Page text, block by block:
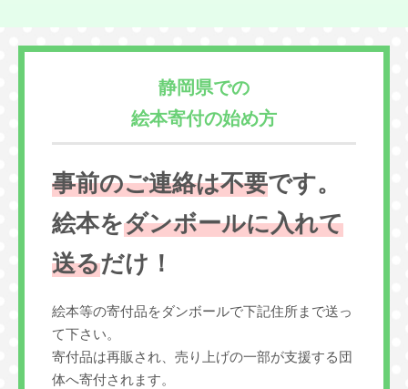
静岡県での
絵本寄付の始め方
事前のご連絡は不要です。
絵本をダンボールに入れて
送るだけ！
絵本等の寄付品をダンボールで下記住所まで送っ
て下さい。
寄付品は再販され、売り上げの一部が支援する団
体へ寄付されます。